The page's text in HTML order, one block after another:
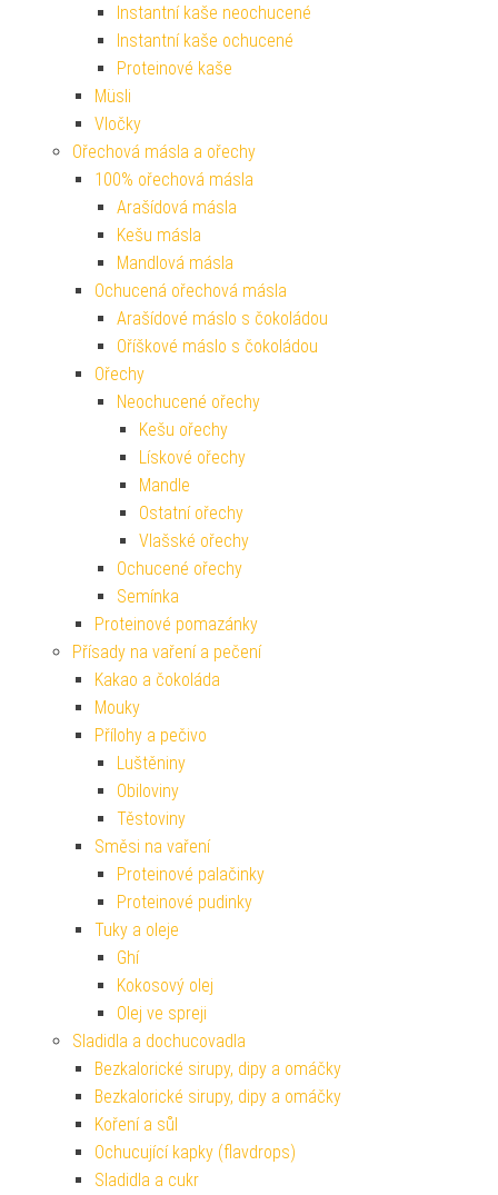
Instantní kaše neochucené
Instantní kaše ochucené
Proteinové kaše
Müsli
Vločky
Ořechová másla a ořechy
100% ořechová másla
Arašídová másla
Kešu másla
Mandlová másla
Ochucená ořechová másla
Arašídové máslo s čokoládou
Oříškové máslo s čokoládou
Ořechy
Neochucené ořechy
Kešu ořechy
Lískové ořechy
Mandle
Ostatní ořechy
Vlašské ořechy
Ochucené ořechy
Semínka
Proteinové pomazánky
Přísady na vaření a pečení
Kakao a čokoláda
Mouky
Přílohy a pečivo
Luštěniny
Obiloviny
Těstoviny
Směsi na vaření
Proteinové palačinky
Proteinové pudinky
Tuky a oleje
Ghí
Kokosový olej
Olej ve spreji
Sladidla a dochucovadla
Bezkalorické sirupy, dipy a omáčky
Bezkalorické sirupy, dipy a omáčky
Koření a sůl
Ochucující kapky (flavdrops)
Sladidla a cukr